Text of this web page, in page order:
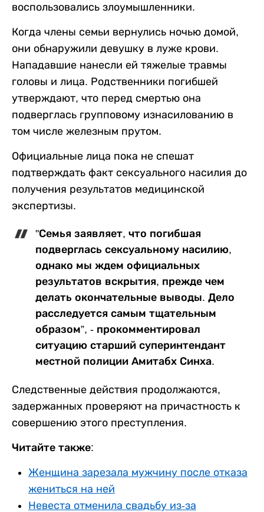
воспользовались злоумышленники.
Когда члены семьи вернулись ночью домой,
они обнаружили девушку в луже крови.
Нападавшие нанесли ей тяжелые травмы
головы и лица. Родственники погибшей
утверждают, что перед смертью она
подверглась групповому изнасилованию в
том числе железным прутом.
Официальные лица пока не спешат
подтверждать факт сексуального насилия до
получения результатов медицинской
экспертизы.
"Семья заявляет, что погибшая
подверглась сексуальному насилию,
однако мы ждем официальных
результатов вскрытия, прежде чем
делать окончательные выводы. Дело
расследуется самым тщательным
образом”, - прокомментировал
ситуацию старший суперинтендант
местной полиции Амитабх Синха.
Следственные действия продолжаются,
задержанных проверяют на причастность к
совершению этого преступления.
Читайте также:
Женщина зарезала мужчину после отказа
жениться на ней
Невеста отменила свадьбу из-за